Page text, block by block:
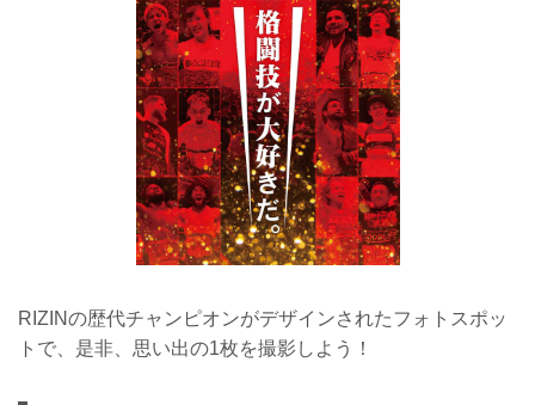
RIZINの歴代チャンピオンがデザインされたフォトスポッ
トで、是非、思い出の1枚を撮影しよう！